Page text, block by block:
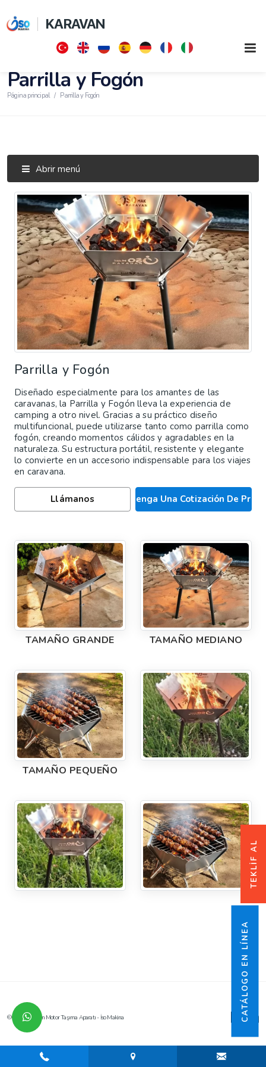
KARAVAN
CATÁLOGO EN LÍNEA
TEKLİF AL
Parrilla y Fogón
Página principal Parrilla y Fogón
Abrir menú
Parrilla y Fogón
Diseñado especialmente para los amantes de las
caravanas, la Parrilla y Fogón lleva la experiencia de
camping a otro nivel. Gracias a su práctico diseño
multifuncional, puede utilizarse tanto como parrilla como
fogón, creando momentos cálidos y agradables en la
naturaleza. Su estructura portátil, resistente y elegante
lo convierte en un accesorio indispensable para los viajes
en caravana.
Llámanos Obtenga Una Cotización De
TAMAÑO GRANDE TAMAÑO MEDIANO
TAMAÑO PEQUEÑO
© 2026 Karavan Motor Taşıma Aparatı - İso Makina